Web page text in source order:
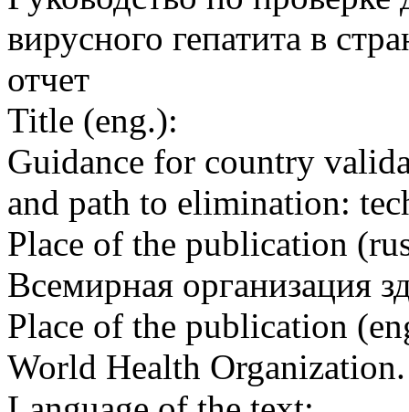
вирусного гепатита в
отчет
Title (eng.):
Guidance for country
and path to elimination:
Place of the publication
Всемирная организация
Place of the publication
World Health